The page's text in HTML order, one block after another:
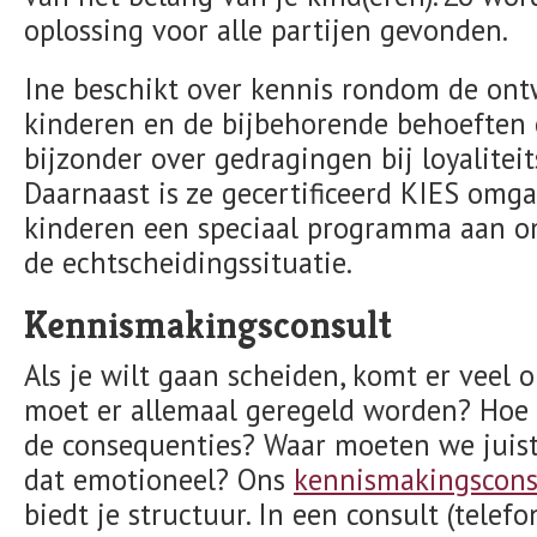
oplossing voor alle partijen gevonden.
Ine beschikt over kennis rondom de
kinderen en de bijbehorende
bijzonder over gedragingen bij
Daarnaast is ze gecertificeerd KIES
kinderen een speciaal programma aan
de echtscheidingssituatie.
Kennismakingsconsult
Als je wilt gaan scheiden, komt er veel
moet er allemaal geregeld worden?
de consequenties? Waar moeten we
dat emotioneel? Ons
biedt je structuur. In een consult